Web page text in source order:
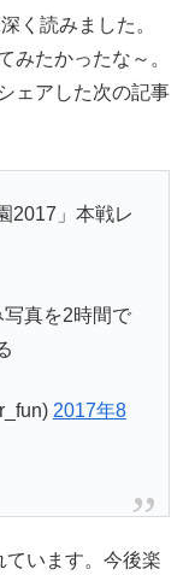
く読みました。
みたかったな～。
ェアした次の記事
2017」本戦レ
真を2時間で
2017年8
います。今後楽